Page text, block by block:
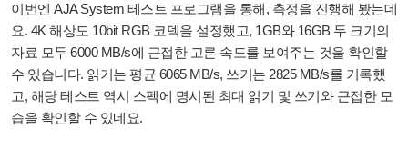
이번엔 AJA System 테스트 프로그램을 통해, 측정을 진행해 봤는데
요. 4K 해상도 10bit RGB 코덱을 설정했고, 1GB와 16GB 두 크기의
자료 모두 6000 MB/s에 근접한 고른 속도를 보여주는 것을 확인할
수 있습니다. 읽기는 평균 6065 MB/s, 쓰기는 2825 MB/s를 기록했
고, 해당 테스트 역시 스펙에 명시된 최대 읽기 및 쓰기와 근접한 모
습을 확인할 수 있네요.